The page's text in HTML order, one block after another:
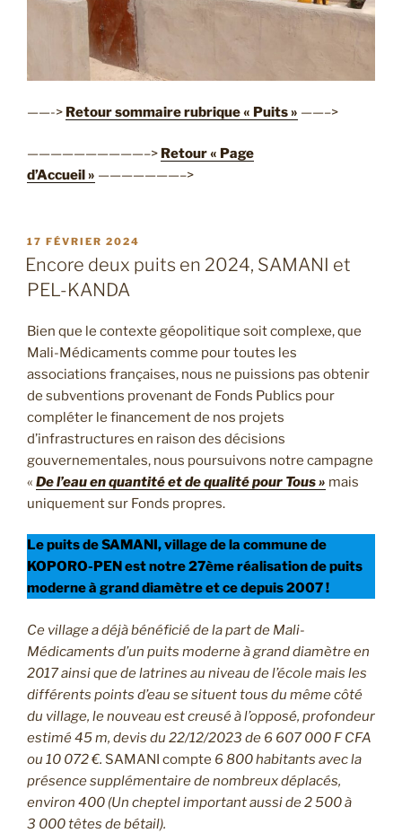
——-> Retour sommaire rubrique « Puits » ——–>
——————————–> Retour « Page
d’Accueil » ———————–>
PUBLIÉ
LE
17 FÉVRIER 2024
Encore deux puits en 2024, SAMANI et
PEL-KANDA
Bien que le contexte géopolitique soit complexe, que
Mali-Médicaments comme pour toutes les
associations françaises, nous ne puissions pas obtenir
de subventions provenant de Fonds Publics pour
compléter le financement de nos projets
d’infrastructures en raison des décisions
gouvernementales, nous poursuivons notre campagne
« De l’eau en quantité et de qualité pour Tous » mais
uniquement sur Fonds propres.
Le puits de SAMANI, village de la commune de
KOPORO-PEN est notre 27ème réalisation de puits
moderne à grand diamètre et ce depuis 2007 !
Ce village a déjà bénéficié de la part de Mali-
Médicaments d’un puits moderne à grand diamètre en
2017 ainsi que de latrines au niveau de l’école mais les
différents points d’eau se situent tous du même côté
du village, le nouveau est creusé à l’opposé, profondeur
estimé 45 m, devis du 22/12/2023 de 6 607 000 F CFA
ou 10 072 €. SAMANI compte 6 800 habitants avec la
présence supplémentaire de nombreux déplacés,
environ 400 (Un cheptel important aussi de 2 500 à
3 000 têtes de bétail).